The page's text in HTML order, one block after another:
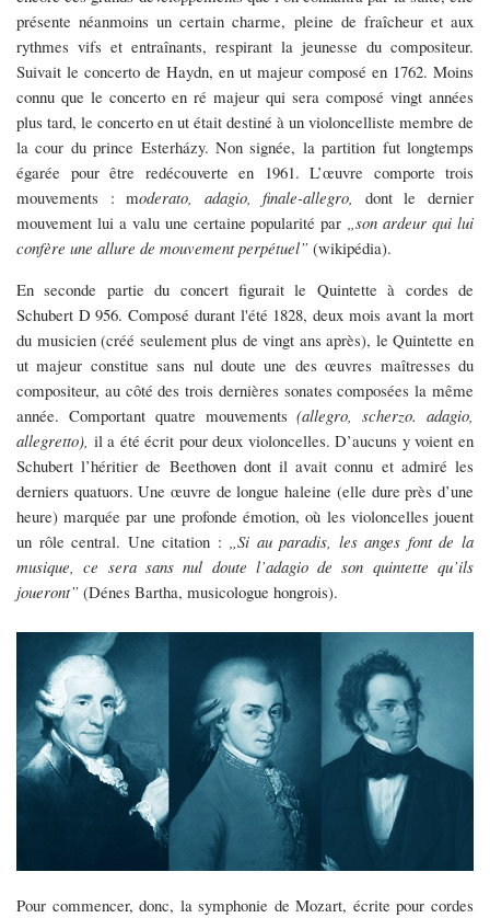
présente néanmoins un certain charme, pleine de fraîcheur et aux
rythmes vifs et entraînants, respirant la jeunesse du compositeur.
Suivait le concerto de Haydn, en ut majeur composé en 1762. Moins
connu que le concerto en ré majeur qui sera composé vingt années
plus tard, le concerto en ut était destiné à un violoncelliste membre de
la cour du prince Esterházy. Non signée, la partition fut longtemps
égarée pour être redécouverte en 1961. L’œuvre comporte trois
mouvements : moderato, adagio, finale-allegro, dont le dernier
mouvement lui a valu une certaine popularité par
„son ardeur qui lui
confère une allure de mouvement perpétuel” (wikipédia).
En seconde partie du concert figurait le Quintette à cordes de
Schubert D 956. Composé durant l'été 1828, deux mois avant la mort
du musicien (créé seulement plus de vingt ans après), le Quintette en
ut majeur constitue sans nul doute une des œuvres maîtresses du
compositeur, au côté des trois dernières sonates composées la même
année. Comportant quatre mouvements(allegro, scherzo. adagio,
allegretto) il a été écrit pour deux violoncelles. D’aucuns y voient en
Schubert l’héritier de Beethoven dont il avait connu et admiré les
derniers quatuors. Une œuvre de longue haleine (elle dure près d’une
heure) marquée par une profonde émotion, où les violoncelles jouent
un rôle central. Une citation :
„Si au paradis, les anges font de la
musique, ce sera sans nul doute l’adagio de son quintette qu’ils
joueront” (Dénes Bartha, musicologue hongrois).
Pour commencer, donc, la symphonie de Mozart, écrite pour cordes